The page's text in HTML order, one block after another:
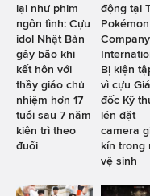
lại như phim
ngôn tình: Cựu
idol Nhật Bản
gây bão khi
kết hôn với
thầy giáo chủ
nhiệm hơn 17
tuổi sau 7 năm
kiên trì theo
đuổi
động tại
Pokémon
Company
Bị kiện
vì cựu
đốc Kỹ
lén đặt
camera
kín trong
vệ sinh